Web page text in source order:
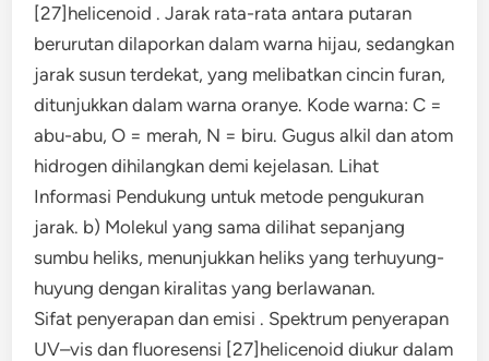
[27]helicenoid . Jarak rata-rata antara putaran
berurutan dilaporkan dalam warna hijau, sedangkan
jarak susun terdekat, yang melibatkan cincin furan,
ditunjukkan dalam warna oranye. Kode warna: C =
abu-abu, O = merah, N = biru. Gugus alkil dan atom
hidrogen dihilangkan demi kejelasan. Lihat
Informasi Pendukung untuk metode pengukuran
jarak. b) Molekul yang sama dilihat sepanjang
sumbu heliks, menunjukkan heliks yang terhuyung-
huyung dengan kiralitas yang berlawanan.
Sifat penyerapan dan emisi . Spektrum penyerapan
UV–vis dan fluoresensi [27]helicenoid diukur dalam